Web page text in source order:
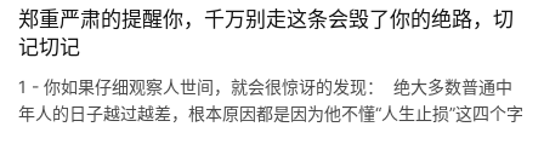
郑重严肃的提醒你，千万别走这条会毁了你的绝路，切
记切记
1 - 你如果仔细观察人世间，就会很惊讶的发现： 绝大多数普通中
年人的日子越过越差，根本原因都是因为他不懂“人生止损”这四个字